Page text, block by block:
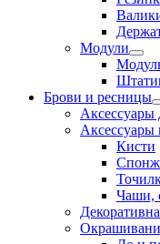
Модули
Брови и ресницы
Аксессуары
Кисти
Чаши,